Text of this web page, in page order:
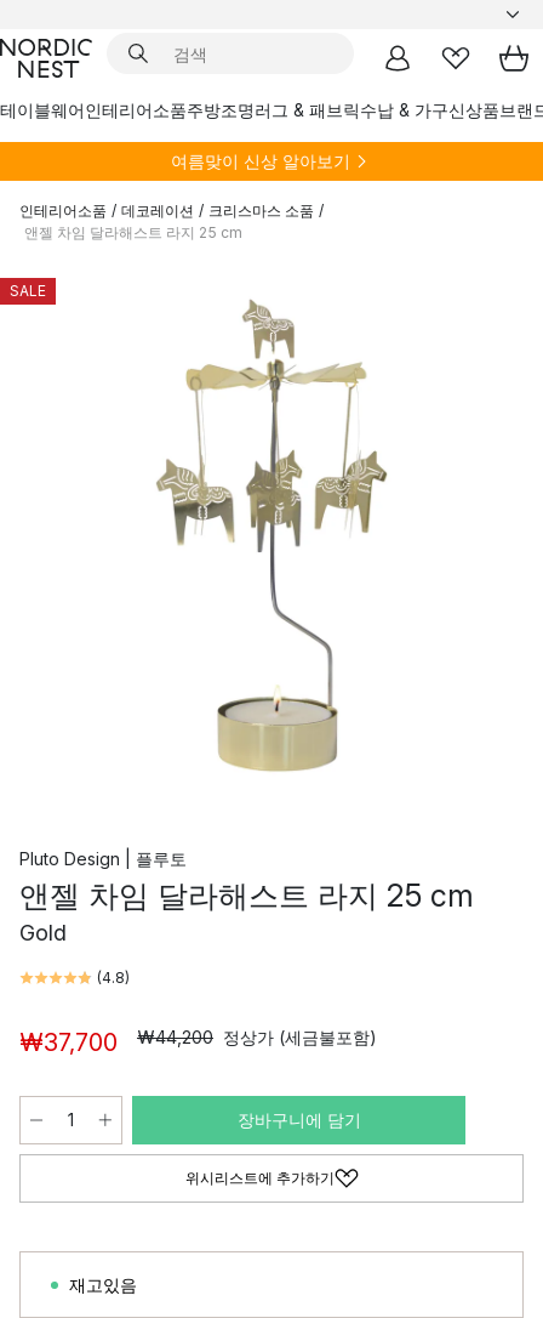
테이블웨어인테리어소품주방조명러그 & 패브릭수납 & 가구신상품브랜
여름맞이 신상 알아보기
인테리어소품 / 데코레이션 / 크리스마스 소품 /
앤젤 차임 달라해스트 라지 25 cm
SALE
Pluto Design | 플루토
앤젤 차임 달라해스트 라지 25 cm
Gold
(4.8)
₩37,700 ₩44,200 정상가 (세금불포함)
장바구니에 담기
위시리스트에 추가하기
재고있음